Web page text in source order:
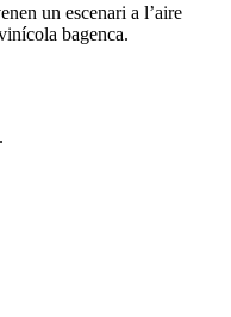
un escenari a l’aire
bagenca.